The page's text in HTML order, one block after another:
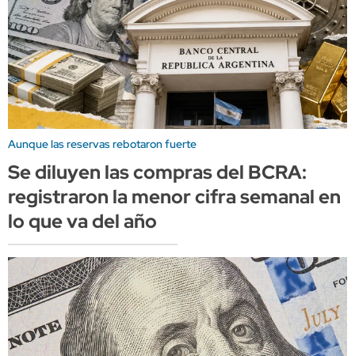
Aunque las reservas rebotaron fuerte
Se diluyen las compras del BCRA:
registraron la menor cifra semanal en
lo que va del año